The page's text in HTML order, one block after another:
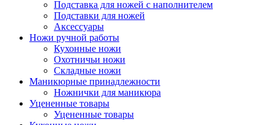
Подставка для ножей с наполнителем
Подставки для ножей
Аксессуары
Ножи ручной работы
Кухонные ножи
Охотничьи ножи
Складные ножи
Маникюрные принадлежности
Ножнички для маникюра
Уцененные товары
Уцененные товары